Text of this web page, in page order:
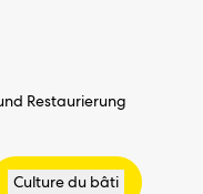
Restaurierung